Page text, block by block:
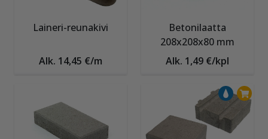
Laineri-reunakivi
Alk. 14,45 €/m
Betonilaatta
208x208x80 mm
Alk. 1,49 €/kpl